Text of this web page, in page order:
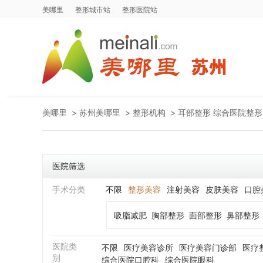
美哪里 整形城市站 整形医院站
美哪里 > 苏州美哪里 > 整形机构 > 耳部整形 综合医院整
医院筛选
手术分类 不限 整形美容 注射美容 皮肤美容 口腔
吸脂减肥 胸部整形 面部整形 鼻部整形
医院类
别
不限 医疗美容诊所 医疗美容门诊部
医疗
综合医院口腔科
综合医院眼科